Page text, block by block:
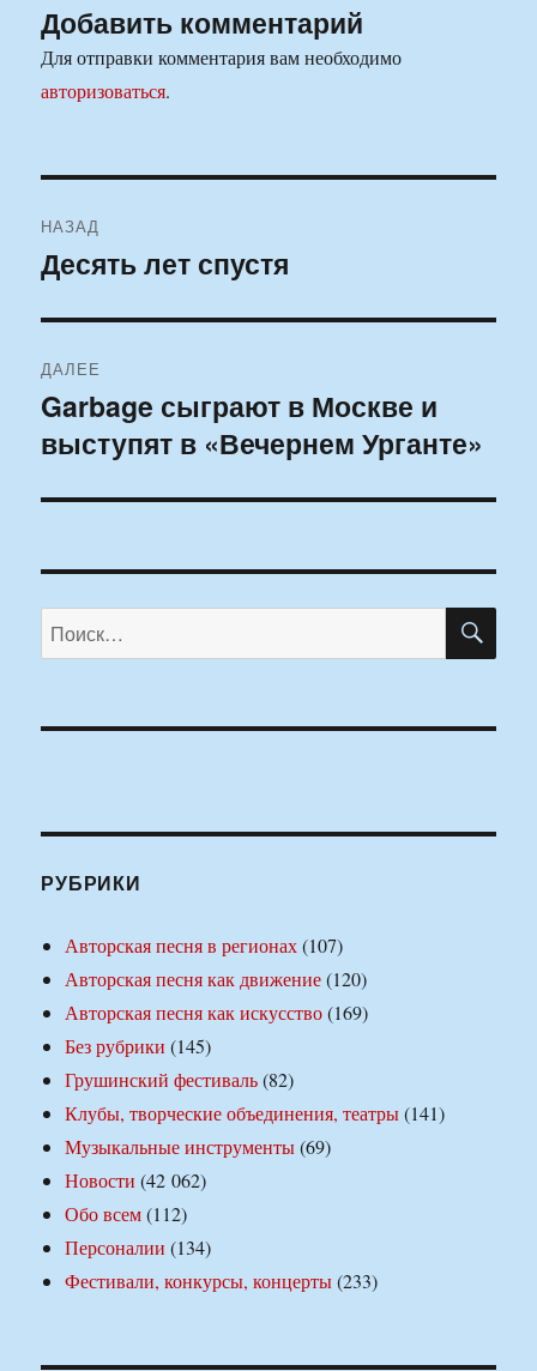
Добавить комментарий
Для отправки комментария вам необходимо
авторизоваться.
по
НАЗАД
Предыдущая
Десять лет спустя
ДАЛЕЕ
Следующая
запись:
Garbage сыграют в Москве и
выступят в «Вечернем Урганте»
Искать:
РУБРИКИ
Авторская песня в регионах(107)
Авторская песня как движение(120)
Авторская песня как искусство(169)
Без рубрики (145)
Грушинский фестиваль(82)
Клубы, творческие объединения, театры(141)
Музыкальные инструменты(69)
Новости (42 062)
Обо всем(112)
Персоналии (134)
Фестивали, конкурсы, концерты(233)